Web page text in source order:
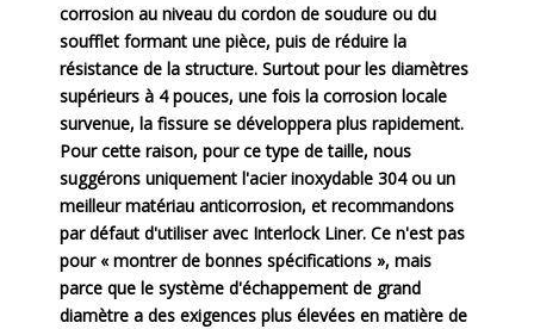
corrosion au niveau du cordon de soudure ou du
soufflet formant une pièce, puis de réduire la
résistance de la structure. Surtout pour les diamètres
supérieurs à 4 pouces, une fois la corrosion locale
survenue, la fissure se développera plus rapidement.
Pour cette raison, pour ce type de taille, nous
suggérons uniquement l'acier inoxydable 304 ou un
meilleur matériau anticorrosion, et recommandons
par défaut d'utiliser avec Interlock Liner. Ce n'est pas
pour « montrer de bonnes spécifications », mais
parce que le système d'échappement de grand
diamètre a des exigences plus élevées en matière de